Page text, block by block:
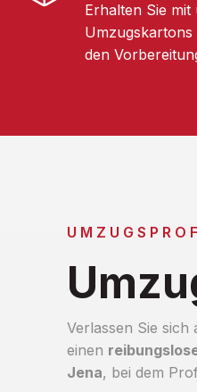
Erhalten Sie
den
Verlassen Sie
einen
Jena, bei dem